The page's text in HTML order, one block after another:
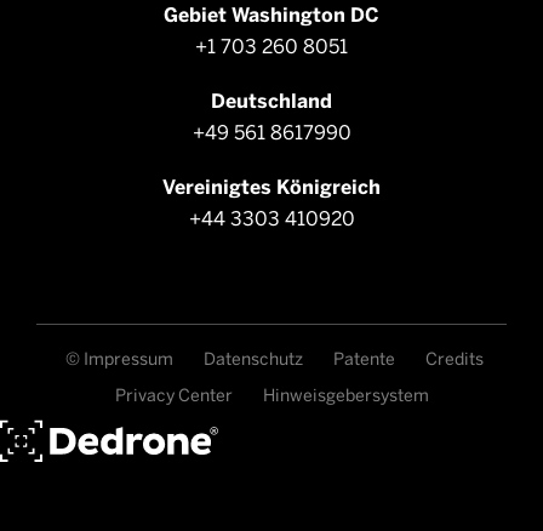
Gebiet Washington DC
+1 703 260 8051
Deutschland
+49 561 8617990
Vereinigtes Königreich
+44 3303 410920
© Impressum Datenschutz Patente
Credits
Privacy Center
Hinweisgebersystem